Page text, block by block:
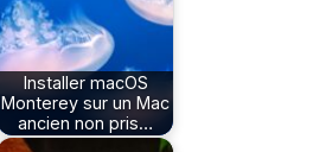
Installer macOS
Monterey sur un Mac
ancien non pris…